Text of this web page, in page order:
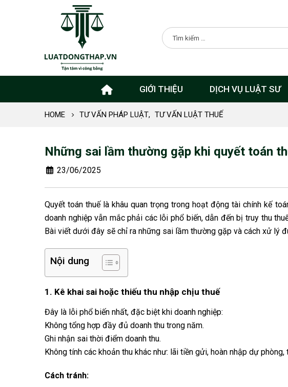
GIỚI THIỆU DỊCH VỤ LUẬT SƯ
HOME TƯ VẤN PHÁP LUẬT, TƯ VẤN LUẬT THUẾ
Những sai lầm thường gặp khi quyết toán
23/06/2025
Quyết toán thuế là khâu quan trọng trong hoạt động tài chính kế
doanh nghiệp vẫn mắc phải các lỗi phổ biến, dẫn đến bị truy thu
Bài viết dưới đây sẽ chỉ ra những sai lầm thường gặp và cách xử lý
Nội dung
1. Kê khai sai hoặc thiếu thu nhập chịu thuế
Đây là lỗi phổ biến nhất, đặc biệt khi doanh nghiệp:
Không tổng hợp đầy đủ doanh thu trong năm.
Ghi nhận sai thời điểm doanh thu.
Không tính các khoản thu khác như: lãi tiền gửi, hoàn nhập dự
Cách tránh: